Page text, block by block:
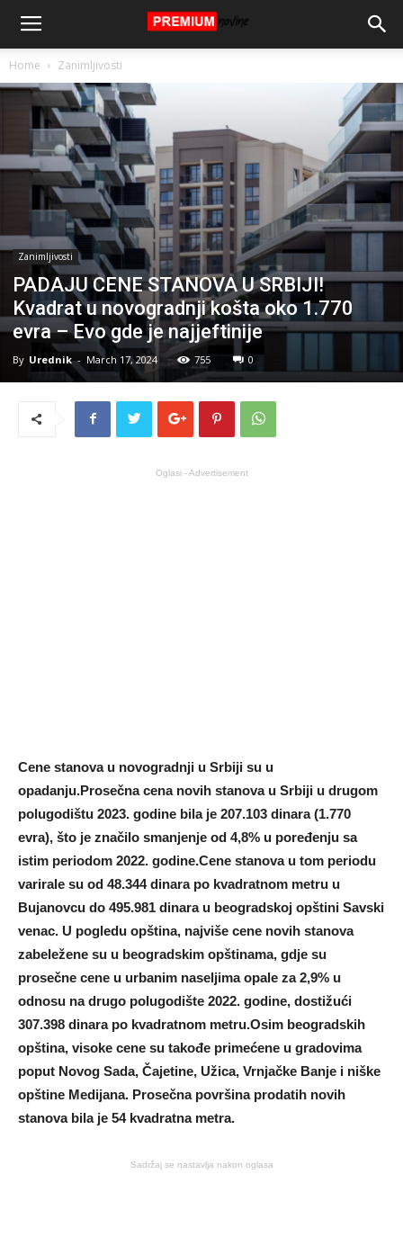
Home Zanimljivosti
Zanimljivosti
PADAJU CENE STANOVA U SRBIJI!
Kvadrat u novogradnji košta oko 1.770
evra – Evo gde je najjeftinije
By Urednik - March 17, 2024 755 0
Oglasi - Advertisement
Cene stanova u novogradnji u Srbiji su u
opadanju.Prosečna cena novih stanova u Srbiji u drugom
polugodištu 2023. godine bila je 207.103 dinara (1.770
evra), što je značilo smanjenje od 4,8% u poređenju sa
istim periodom 2022. godine.Cene stanova u tom periodu
varirale su od 48.344 dinara po kvadratnom metru u
Bujanovcu do 495.981 dinara u beogradskoj opštini Savski
venac. U pogledu opština, najviše cene novih stanova
zabeležene su u beogradskim opštinama, gdje su
prosečne cene u urbanim naseljima opale za 2,9% u
odnosu na drugo polugodište 2022. godine, dostižući
307.398 dinara po kvadratnom metru.Osim beogradskih
opština, visoke cene su takođe primećene u gradovima
poput Novog Sada, Čajetine, Užica, Vrnjačke Banje i niške
opštine Medijana. Prosečna površina prodatih novih
stanova bila je 54 kvadratna metra.
Sadržaj se nastavlja nakon oglasa